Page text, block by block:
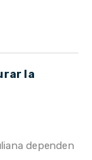
la
dependen